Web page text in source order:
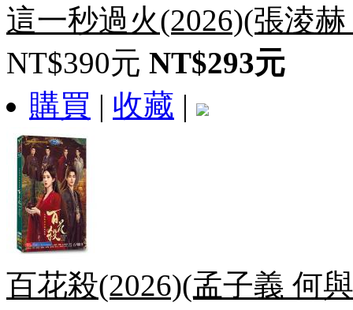
這一秒過火(2026)(張淩
NT$390元 NT$293元
購買 | 收藏 |
百花殺(2026)(孟子義 何